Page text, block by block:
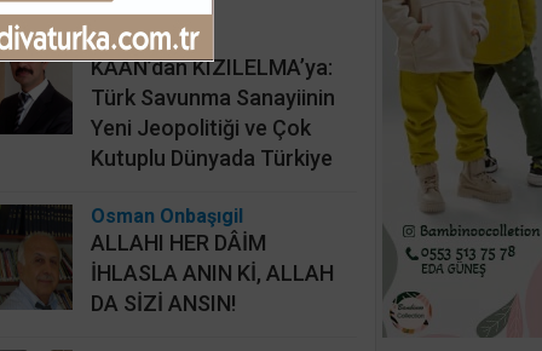
İsmail Cingöz
KAAN’dan KIZILELMA’ya:
Türk Savunma Sanayiinin
Yeni Jeopolitiği ve Çok
Kutuplu Dünyada Türkiye
Osman Onbaşıgil
ALLAHI HER DÂİM
İHLASLA ANIN Kİ, ALLAH
DA SİZİ ANSIN!